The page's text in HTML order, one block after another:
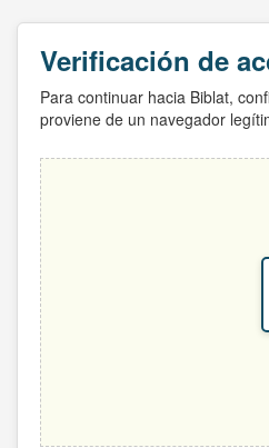
Verificación de
Para continuar hacia Biblat,
proviene de un navegador